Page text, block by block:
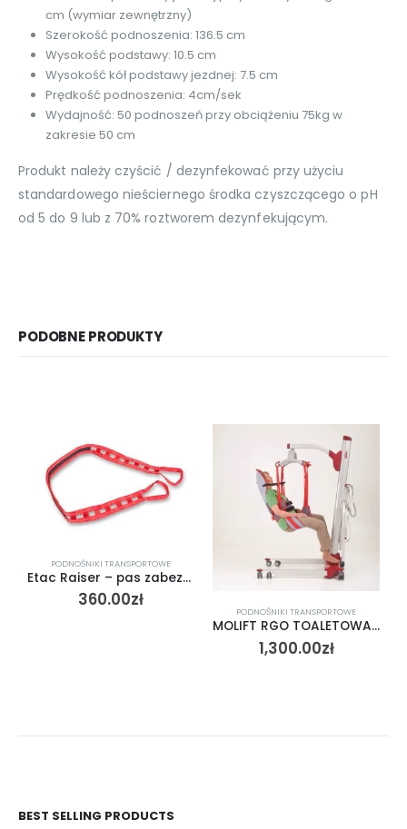
cm (wymiar zewnętrzny)
Szerokość podnoszenia: 136.5 cm
Wysokość podstawy: 10.5 cm
Wysokość kół podstawy jezdnej: 7.5 cm
Prędkość podnoszenia: 4cm/sek
Wydajność: 50 podnoszeń przy obciążeniu 75kg w
zakresie 50 cm
Produkt należy czyścić / dezynfekować przy użyciu
standardowego nieściernego środka czyszczącego o pH
od 5 do 9 lub z 70% roztworem dezynfekującym.
PODOBNE PRODUKTY
PODNOŚNIKI TRANSPORTOWE
Etac Raiser – pas zabezpieczający z funkcją regulacji
360.00zł
PODNOŚNIKI TRANSPORTOWE
MOLIFT RGO TOALETOWA WYSOKA MIĘKKA – podwieszka toaletowa z wysokim podparciem pleców
1,300.00zł
BEST SELLING PRODUCTS